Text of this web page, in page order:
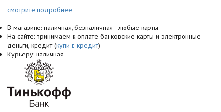
смотрите подробнее
В магазине: наличная, безналичная - любые карты
На сайте: принимаем к оплате банковские карты и электронные
деньги, кредит (купи в кредит)
Курьеру: наличная